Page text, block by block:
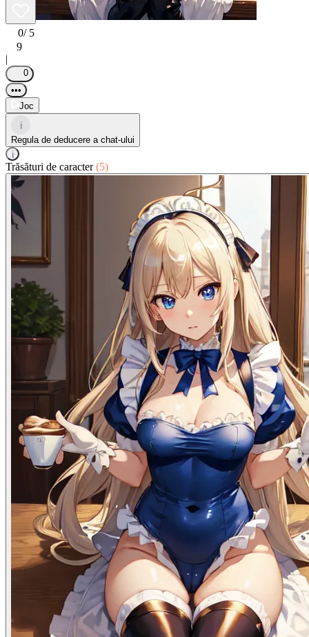
0/ 5
9
|
0
•••
Joc
i
Regula de deducere a chat-ului
i
Trăsături de caracter(5)